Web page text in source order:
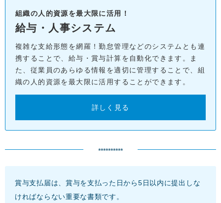
組織の人的資源を最大限に活用！
給与・人事システム
複雑な支給形態を網羅！勤怠管理などのシステムとも連
携することで、給与・賞与計算を自動化できます。ま
た、従業員のあらゆる情報を適切に管理することで、組
織の人的資源を最大限に活用することができます。
詳しく見る
**********
賞与支払届は、賞与を支払った日から5日以内に提出しな
ければならない重要な書類です。